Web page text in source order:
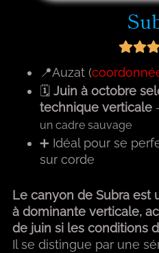
📍Auzat (
🗓 Juin à octobre
technique verticale
un cadre sauvage
➕ Idéal pour se
sur corde
Le canyon de Subra est
à dominante verticale,
de juin si les conditions
Il se distingue par une